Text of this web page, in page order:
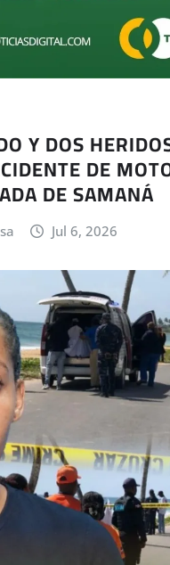
Y DOS
DE
DE SAMANÁ
Jul 6, 2026